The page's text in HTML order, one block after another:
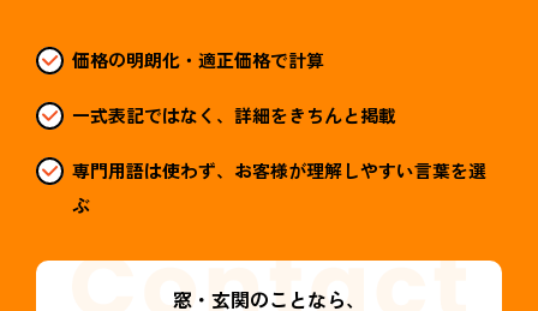
価格の明朗化・適正価格で計算
一式表記ではなく、詳細をきちんと掲載
専門用語は使わず、お客様が理解しやすい言葉を選
ぶ
窓・玄関のことなら、